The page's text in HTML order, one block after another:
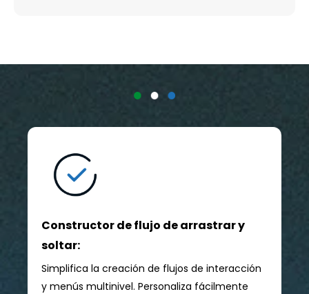
Constructor de flujo de arrastrar y
soltar:
Simplifica la creación de flujos de interacción
y menús multinivel. Personaliza fácilmente